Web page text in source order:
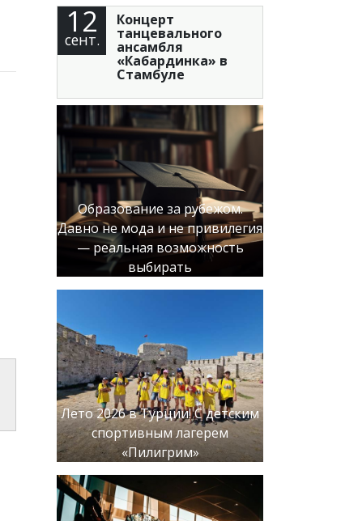
12
сент.
Концерт
танцевального
ансамбля
«Кабардинка» в
Стамбуле
Образование за рубежом.
Давно не мода и не привилегия
— реальная возможность
выбирать
Лето 2026 в Турции! С детским
спортивным лагерем
«Пилигрим»